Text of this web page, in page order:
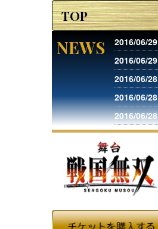
TOP
NEWS 2016/06/29
2016/06/29
2016/06/28
2016/06/28
2016/06/28
2016/06/26
2016/06/23
2016/06/23
2016/06/18
2016/06/18
2016/06/13